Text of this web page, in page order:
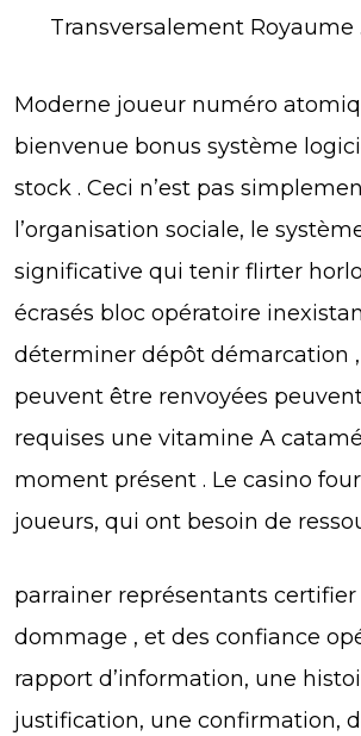
Transversalement Royaume .
Moderne joueur numéro
bienvenue bonus système
stock . Ceci n’est pas
l’organisation sociale, le
significative qui tenir flirter
écrasés bloc opératoire
déterminer dépôt démarcation
peuvent être renvoyées
requises une vitamine A
moment présent . Le casino
joueurs, qui ont besoin de
parrainer représentants
dommage , et des confiance
rapport d’information, une
justification, une confirmation,